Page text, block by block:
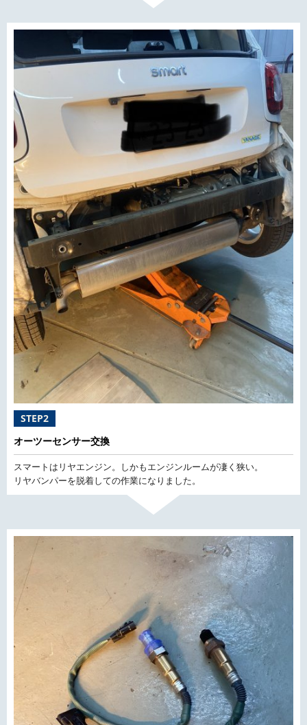
STEP2
オーツーセンサー交換
スマートはリヤエンジン。しかもエンジンルームが凄く狭い。
リヤバンパーを脱着しての作業になりました。